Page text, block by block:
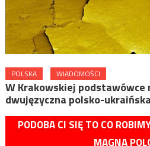
POLSKA WIADOMOŚCI
W Krakowskiej podstawówce
dwujęzyczna polsko-
PODOBA CI SIĘ TO CO
MAGNA